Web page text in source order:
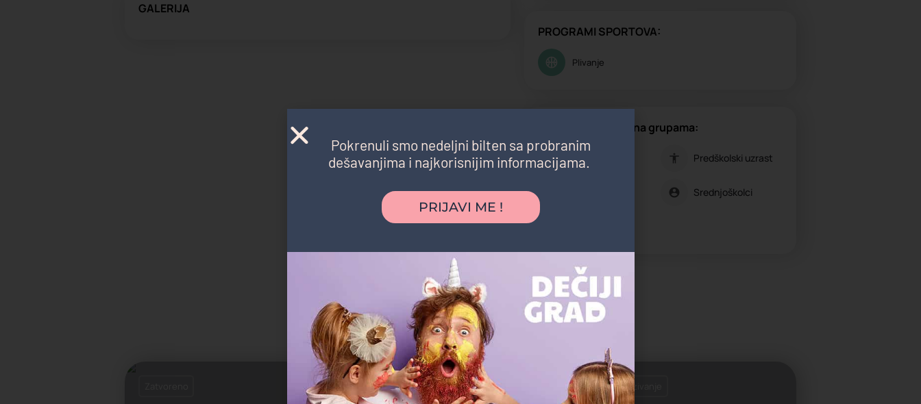
GALERIJA
PROGRAMI SPORTOVA:
Plivanje
Nastava prilagođena grupama:
Mladji osnovci Predškolski uzrast
Srednjoškolci
Možda vas zanima i sledeće:
Na zakazivanje
Pokrenuli smo nedeljni bilten sa probranim
dešavanjima i najkorisnijim informacijama.
PRIJAVI ME !